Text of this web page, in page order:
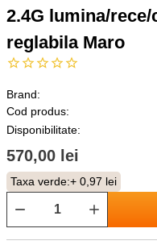
2.4G lumina/
reglabila Maro
Brand:
Cod produs:
Disponibilitate:
570,00 lei
Taxa verde:+ 0,97 lei